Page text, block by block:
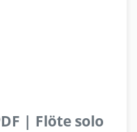
| Flöte solo